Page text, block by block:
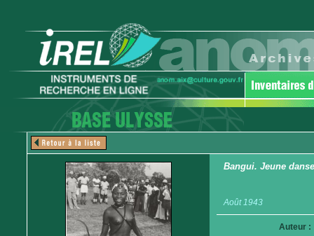
Bangui. Jeune
Août 1943
Auteur :